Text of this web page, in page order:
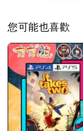
您可能也喜歡